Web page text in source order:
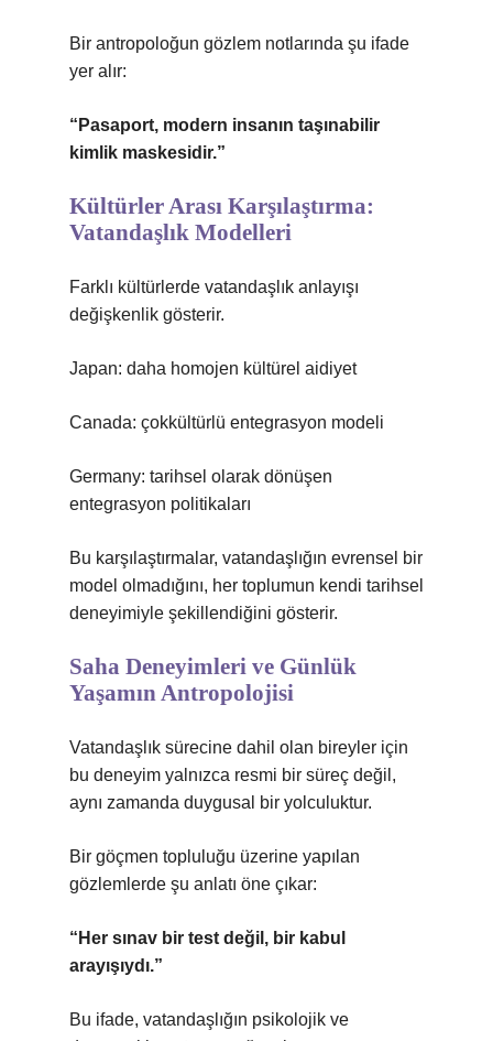
Bir antropoloğun gözlem notlarında şu ifade
yer alır:
“Pasaport, modern insanın taşınabilir
kimlik maskesidir.”
Kültürler Arası Karşılaştırma:
Vatandaşlık Modelleri
Farklı kültürlerde vatandaşlık anlayışı
değişkenlik gösterir.
Japan: daha homojen kültürel aidiyet
Canada: çokkültürlü entegrasyon modeli
Germany: tarihsel olarak dönüşen
entegrasyon politikaları
Bu karşılaştırmalar, vatandaşlığın evrensel bir
model olmadığını, her toplumun kendi tarihsel
deneyimiyle şekillendiğini gösterir.
Saha Deneyimleri ve Günlük
Yaşamın Antropolojisi
Vatandaşlık sürecine dahil olan bireyler için
bu deneyim yalnızca resmi bir süreç değil,
aynı zamanda duygusal bir yolculuktur.
Bir göçmen topluluğu üzerine yapılan
gözlemlerde şu anlatı öne çıkar:
“Her sınav bir test değil, bir kabul
arayışıydı.”
Bu ifade, vatandaşlığın psikolojik ve